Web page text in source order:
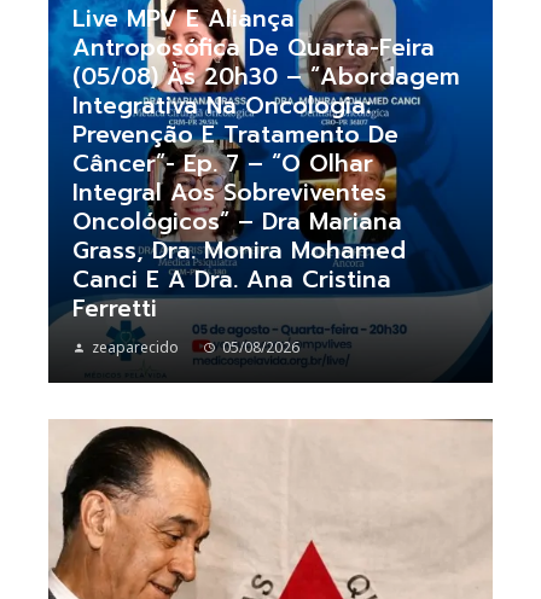
Live MPV E Aliança
Antroposófica De Quarta-Feira
(05/08) Às 20h30 – “Abordagem
Integrativa Na Oncologia:
Prevenção E Tratamento De
Câncer”- Ep. 7 – “O Olhar
Integral Aos Sobreviventes
Oncológicos” – Dra Mariana
Grass, Dra. Monira Mohamed
Canci E A Dra. Ana Cristina
Ferretti
zeaparecido 05/08/2026